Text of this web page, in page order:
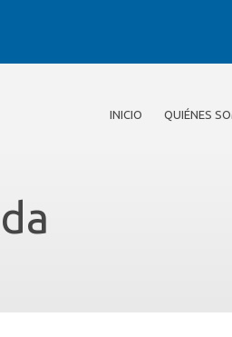
INICIO QUIÉNES